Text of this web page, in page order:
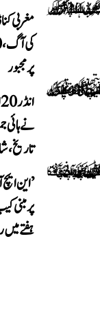
مغربی
پر مجبور
نے
تاریخ،
’این
ہفتے